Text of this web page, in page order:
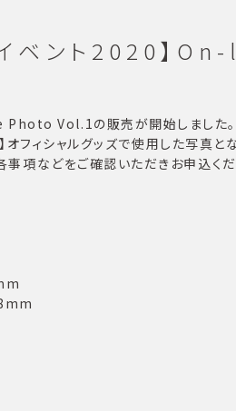
ベント2020】
Vol.1の販売が開始しました。
ィシャルグッズで使用した写真とな
項などをご確認いただきお申込くだ